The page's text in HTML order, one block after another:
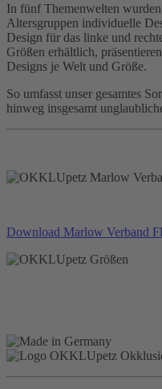
In fünf Themenwelten
Altersgruppen individuelle
Design für das linke und
Größen erhältlich,
Designs je Welt und Größe.
So umfasst unser gesamtes
hinweg insgesamt
Download Marlow Verband